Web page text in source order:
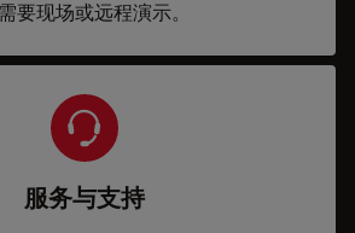
要现场或远程演示。
服务与支持